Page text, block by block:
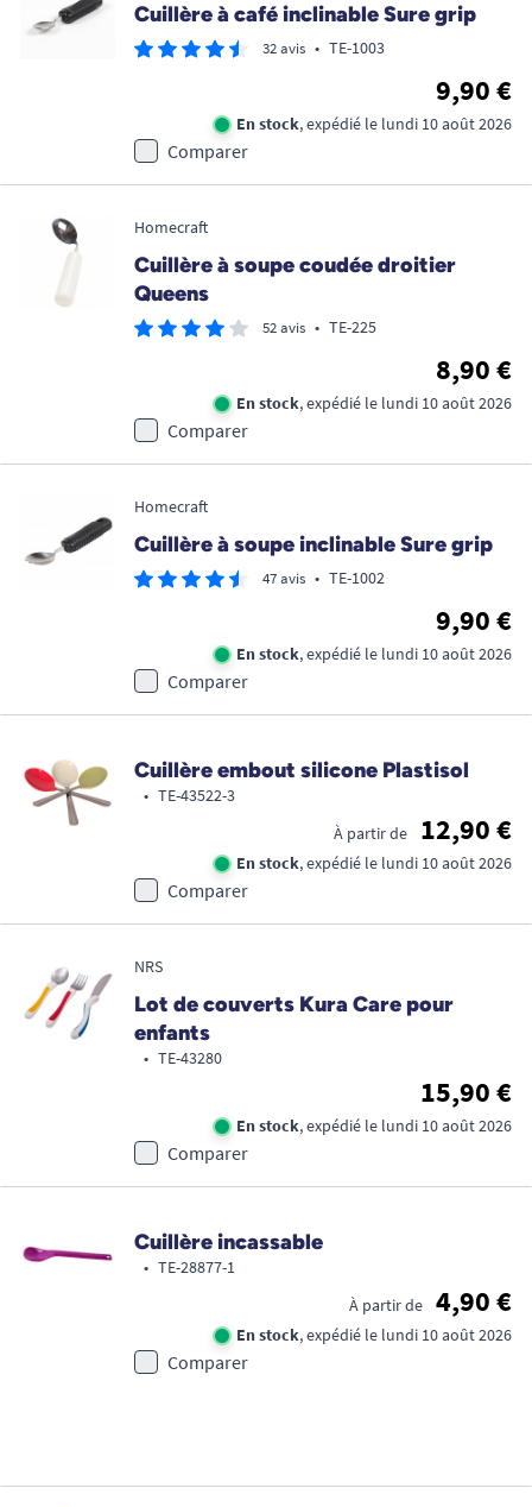
Cuillère à café inclinable Sure grip
32 avis • TE-1003
9,90 €
En stock, expédié le lundi 10 août 2026
Comparer
Homecraft
Cuillère à soupe coudée droitier
Queens
52 avis • TE-225
8,90 €
En stock, expédié le lundi 10 août 2026
Comparer
Homecraft
Cuillère à soupe inclinable Sure grip
47 avis • TE-1002
9,90 €
En stock, expédié le lundi 10 août 2026
Comparer
Cuillère embout silicone Plastisol
• TE-43522-3
À partir de
12,90 €
En stock, expédié le lundi 10 août 2026
Comparer
NRS
Lot de couverts Kura Care pour
enfants
• TE-43280
15,90 €
En stock, expédié le lundi 10 août 2026
Comparer
Cuillère incassable
• TE-28877-1
À partir de
4,90 €
En stock, expédié le lundi 10 août 2026
Comparer